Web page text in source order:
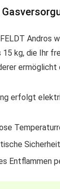
Andros
15 kg, die Ihr
ermöglicht
erfolgt
Entflammen